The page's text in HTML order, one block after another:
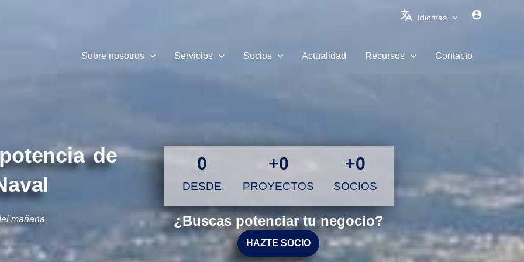
Idiomas
Sobre nosotros Servicios Socios Actualidad Recursos Contacto
de
mañana
DESDE
0
PROYECTOS
+0
SOCIOS
+0
¿Buscas potenciar tu negocio?
HAZTE SOCIO